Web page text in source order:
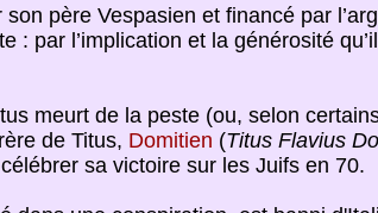
père Vespasien et financé par
par l’implication et la générosité
meurt de la peste (ou, selon
de Titus, Domitien (Titus Flavius
sa victoire sur les Juifs en 70.